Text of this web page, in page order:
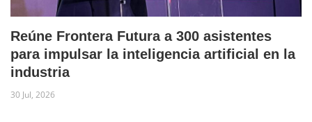
Reúne Frontera Futura a 300 asistentes
para impulsar la inteligencia artificial en la
industria
30 Jul, 2026